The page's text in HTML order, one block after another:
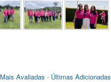
Mais Avaliadas - Últimas Adicionadas